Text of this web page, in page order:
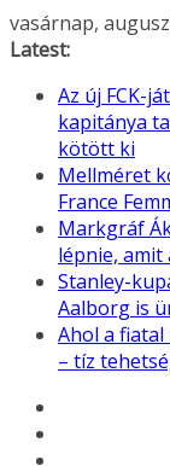
Skip
to
vasárnap,
Latest:
Az új FCK-
kapitánya
kötött ki
Mellméret
France
Markgráf
lépnie, amit
Stanley-
Aalborg is
Ahol a
– tíz